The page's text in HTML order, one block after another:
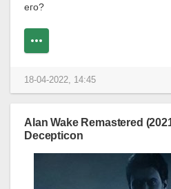
его?
18-04-2022, 14:45
Alan Wake Remastered
Decepticon